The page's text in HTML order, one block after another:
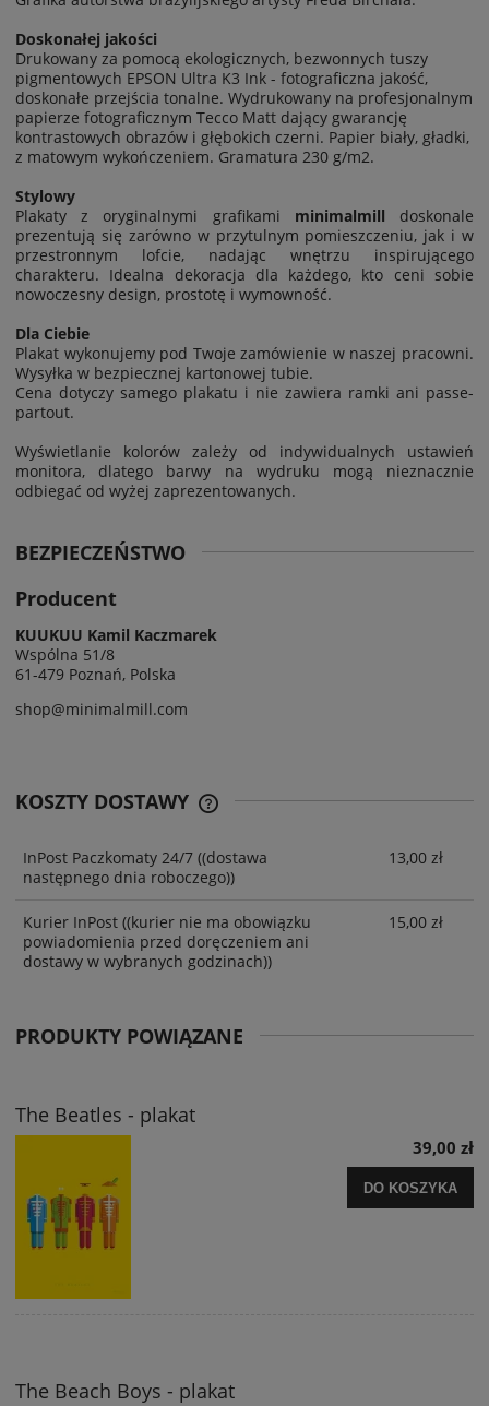
Doskonałej jakości
Drukowany za pomocą ekologicznych, bezwonnych tuszy
pigmentowych EPSON Ultra K3 Ink - fotograficzna jakość,
doskonałe przejścia tonalne. Wydrukowany na profesjonalnym
papierze fotograficznym Tecco Matt dający gwarancję
kontrastowych obrazów i głębokich czerni. Papier biały, gładki,
z matowym wykończeniem. Gramatura 230 g/m2.
Stylowy
Plakaty z oryginalnymi grafikami minimalmill doskonale
prezentują się zarówno w przytulnym pomieszczeniu, jak i w
przestronnym lofcie, nadając wnętrzu inspirującego
charakteru. Idealna dekoracja dla każdego, kto ceni sobie
nowoczesny design, prostotę i wymowność.
Dla Ciebie
Plakat wykonujemy pod Twoje zamówienie w naszej pracowni.
Wysyłka w bezpiecznej kartonowej tubie.
Cena dotyczy samego plakatu i nie zawiera ramki ani passe-
partout.
Wyświetlanie kolorów zależy od indywidualnych ustawień
monitora, dlatego barwy na wydruku mogą nieznacznie
odbiegać od wyżej zaprezentowanych.
BEZPIECZEŃSTWO
Producent
KUUKUU Kamil Kaczmarek
Wspólna 51/8
61-479 Poznań, Polska
shop@minimalmill.com
KOSZTY DOSTAWY
InPost Paczkomaty 24/7 ((dostawa
następnego dnia roboczego))
13,00 zł
Kurier InPost ((kurier nie ma obowiązku
powiadomienia przed doręczeniem ani
dostawy w wybranych godzinach))
15,00 zł
PRODUKTY POWIĄZANE
The Beatles - plakat
39,00 zł
DO KOSZYKA
The Beach Boys - plakat